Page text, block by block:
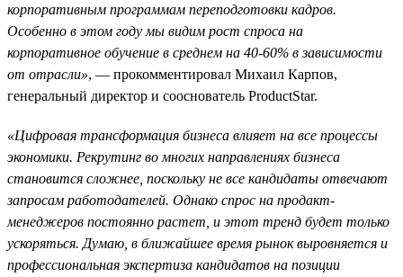
корпоративным программам переподготовки кадров.
Особенно в этом году мы видим рост спроса на
корпоративное обучение в среднем на 40-60% в зависимости
от отрасли», — прокомментировал Михаил Карпов,
генеральный директор и сооснователь ProductStar.
«Цифровая трансформация бизнеса влияет на все процессы
экономики. Рекрутинг во многих направлениях бизнеса
становится сложнее, поскольку не все кандидаты отвечают
запросам работодателей. Однако спрос на продакт-
менеджеров постоянно растет, и этот тренд будет только
ускоряться. Думаю, в ближайшее время рынок выровняется и
профессиональная экспертиза кандидатов на позиции